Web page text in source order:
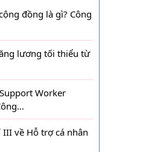
đồng là gì? Công
lương tối thiểu từ
Worker
III về Hỗ trợ cá nhân